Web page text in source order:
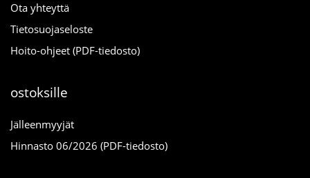
Ota yhteyttä
Tietosuojaseloste
Hoito-ohjeet (PDF-tiedosto)
ostoksille
Jälleenmyyjät
Hinnasto 06/2026 (PDF-tiedosto)